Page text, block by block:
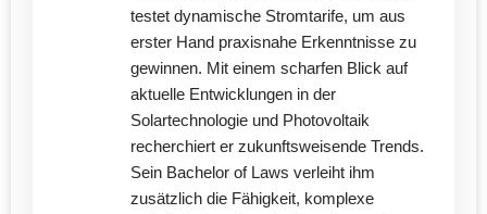
testet dynamische Stromtarife, um aus
erster Hand praxisnahe Erkenntnisse zu
gewinnen. Mit einem scharfen Blick auf
aktuelle Entwicklungen in der
Solartechnologie und Photovoltaik
recherchiert er zukunftsweisende Trends.
Sein Bachelor of Laws verleiht ihm
zusätzlich die Fähigkeit, komplexe